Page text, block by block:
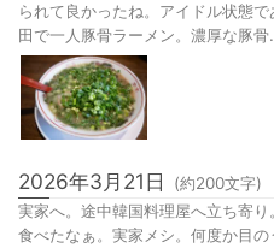
られて良かったね。アイドル状態
田で一人豚骨ラーメン。濃厚な豚骨
2026年3月21日 (約200文字)
実家へ。途中韓国料理屋へ立ち寄
食べたなぁ。実家メシ。何度か目